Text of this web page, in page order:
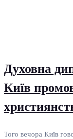
Духовна
Київ
Того вечора Київ